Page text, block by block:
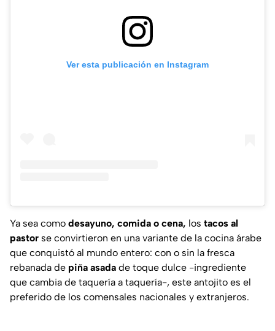
Ver esta publicación en Instagram
Ya sea como desayuno, comida o cena, los tacos al
pastor se convirtieron en una variante de la cocina árabe
que conquistó al mundo entero: con o sin la fresca
rebanada de piña asada de toque dulce -ingrediente
que cambia de taquería a taquería-, este antojito es el
preferido de los comensales nacionales y extranjeros.